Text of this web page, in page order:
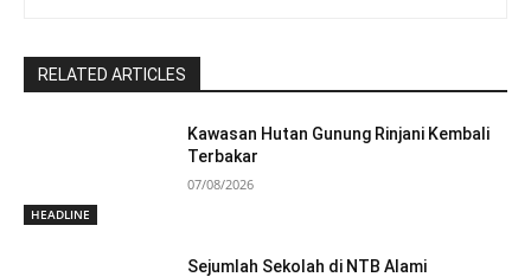
RELATED ARTICLES
HEADLINE
Kawasan Hutan Gunung Rinjani Kembali
Terbakar
07/08/2026
Sejumlah Sekolah di NTB Alami